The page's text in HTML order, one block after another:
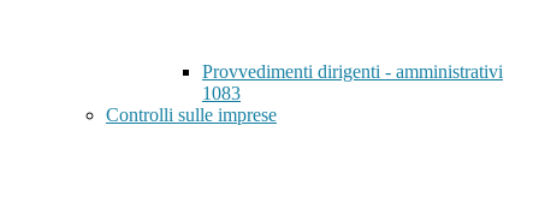
Provvedimenti dirigenti - amministrativi
1083
Controlli sulle imprese